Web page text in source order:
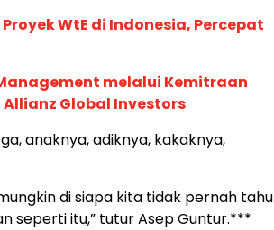
Proyek WtE di Indonesia, Percepat
melalui Kemitraan
Global Investors
anaknya, adiknya, kakaknya,
di siapa kita tidak pernah tahu
seperti itu,” tutur Asep Guntur.***